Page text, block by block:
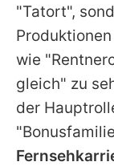
"Tatort",
wie
gleich" zu
der